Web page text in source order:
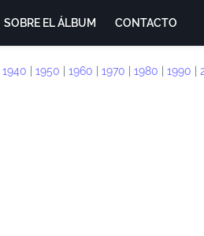
SOBRE EL ÁLBUM CONTACTO
1940 1950 1960 1970 1980 1990